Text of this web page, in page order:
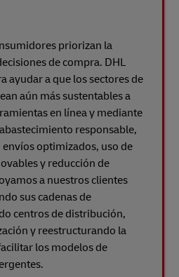
priorizan la
de compra. DHL
ayudar a que los sectores de
aún más sustentables a
en línea y mediante
responsable,
optimizados, uso de
y reducción de
a nuestros clientes
sus cadenas de
centros de distribución,
y reestructurando la
los modelos de